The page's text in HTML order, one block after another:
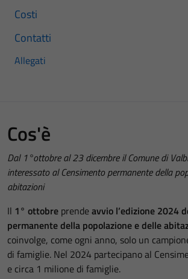
Costi
Contatti
Allegati
Cos'è
Dal 1°ottobre al 23 dicembre il Comune di
interessato al Censimento permanente della
abitazioni
Il 1° ottobre prendeavvio l’edizione 2024
permanente della popolazione e delle
coinvolge, come ogni anno, solo un
di famiglie. Nel 2024 partecipano al
e circa 1 milione di famiglie.